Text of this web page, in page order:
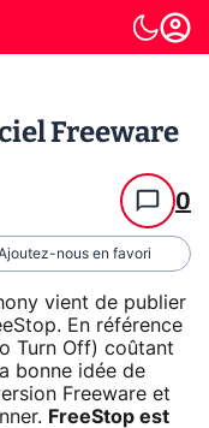
Freeware
0
nous en favori
vient de publier
En référence
Turn Off) coûtant
bonne idée de
Freeware et
FreeStop est